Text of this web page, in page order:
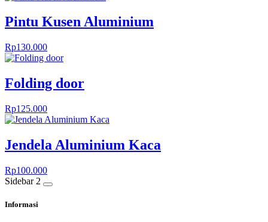
Pintu Kusen Aluminium
Rp130.000
Folding door
Rp125.000
Jendela Aluminium Kaca
Rp100.000
Sidebar 2
Informasi